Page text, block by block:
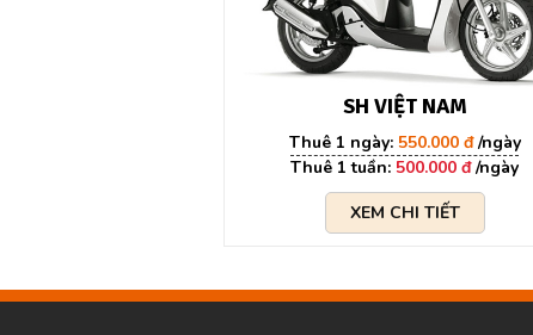
SH VIỆT NAM
550.000 đ
500.000 đ
XEM CHI TIẾT